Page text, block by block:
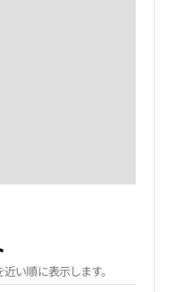
い順に表示します。